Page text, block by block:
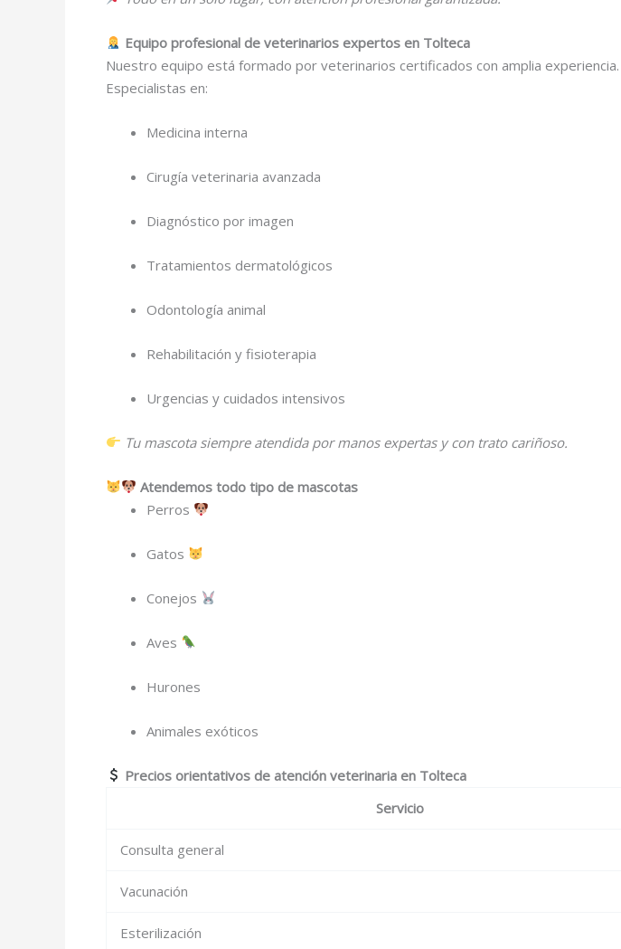
Equipo profesional de veterinarios expertos en Tolteca
Nuestro equipo está formado por veterinarios certificados con amplia experiencia.
Especialistas en:
Medicina interna
Cirugía veterinaria avanzada
Diagnóstico por imagen
Tratamientos dermatológicos
Odontología animal
Rehabilitación y fisioterapia
Urgencias y cuidados intensivos
Tu mascota siempre atendida por manos expertas y con trato cariñoso.
Atendemos todo tipo de mascotas
Perros
Gatos
Conejos
Aves
Hurones
Animales exóticos
Precios orientativos de atención veterinaria en Tolteca
Servicio
Consulta general
Vacunación
Esterilización